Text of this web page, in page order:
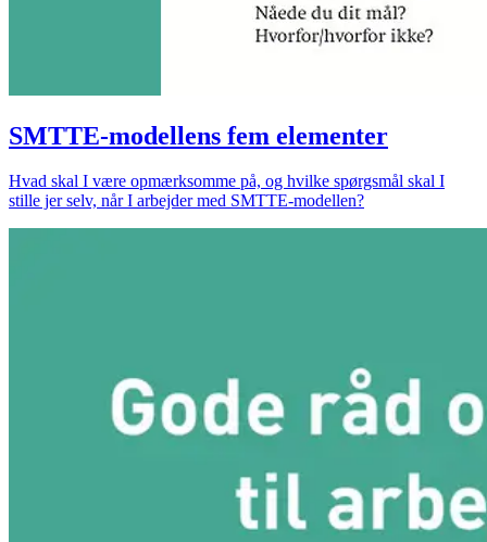
SMTTE-modellens fem elementer
Hvad skal I være opmærksomme på, og hvilke spørgsmål skal I
stille jer selv, når I arbejder med SMTTE-modellen?